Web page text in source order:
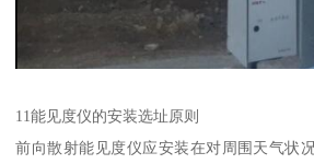
11能见度仪的安装选址原则
前向散射能见度仪应安装在对周围天气状